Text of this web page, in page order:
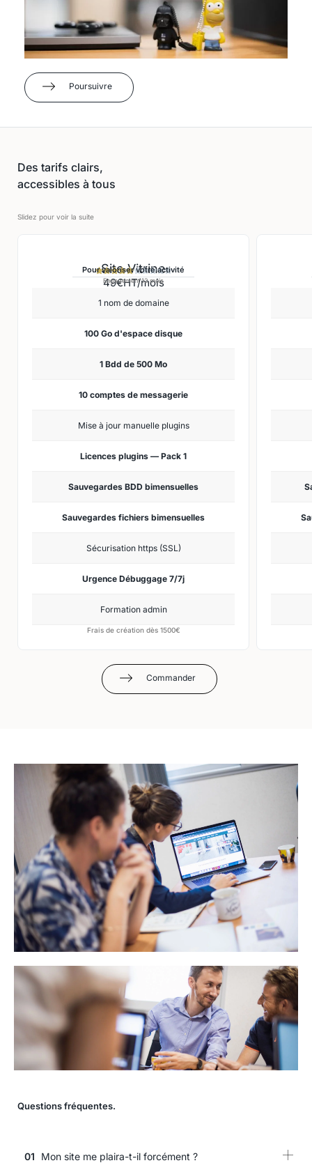
Poursuivre
Des tarifs clairs,
accessibles à tous
Slidez pour voir la suite
Site Vitrine

Pour valoriser votre activité
49€HT/mois
Engagement 12 mois
1 nom de domaine
100 Go d'espace disque
1 Bdd de 500 Mo
10 comptes de messagerie
Mise à jour manuelle plugins
Licences plugins — Pack 1
Sauvegardes BDD bimensuelles
Sauvegardes fichiers bimensuelles
Sécurisation https (SSL)
Urgence Débuggage 7/7j
Formation admin
Frais de création dès 1500€
Commander
Questions fréquentes.
01 Mon site me plaira-t-il forcément ?